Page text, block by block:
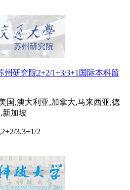
州研究院2+2/1+3/3+1国际本科留
国,澳大利亚,加拿大,马来西亚,德
新加坡
3,3+1/2